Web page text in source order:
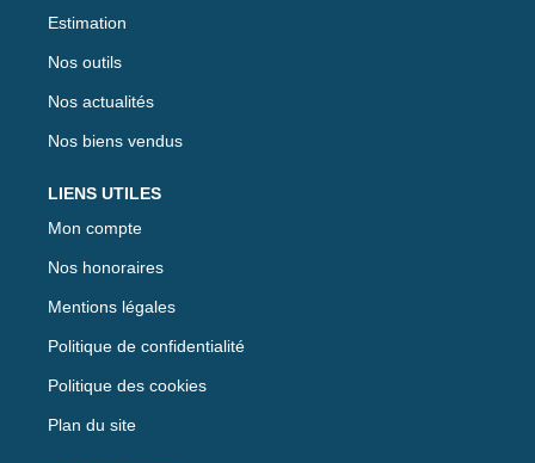
Estimation
Nos outils
Nos actualités
Nos biens vendus
LIENS UTILES
Mon compte
Nos honoraires
Mentions légales
Politique de confidentialité
Politique des cookies
Plan du site